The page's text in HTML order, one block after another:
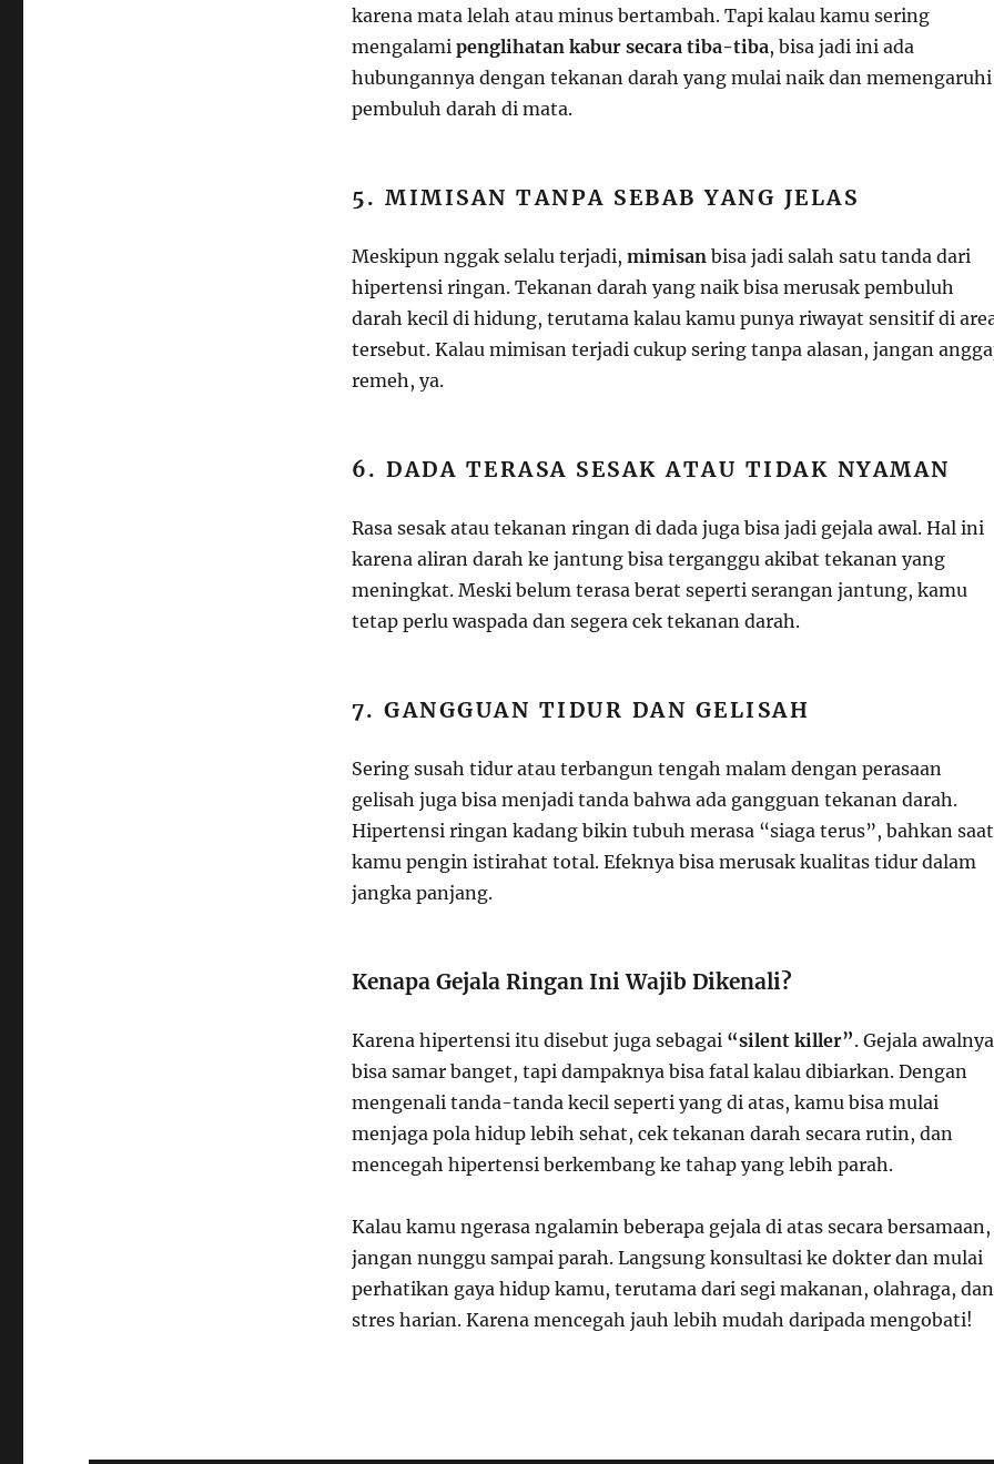
karena mata lelah atau minus bertambah. Tapi kalau kamu sering
mengalami penglihatan kabur secara tiba-tiba, bisa jadi ini ada
hubungannya dengan tekanan darah yang mulai naik dan memengaruhi
pembuluh darah di mata.
5. MIMISAN TANPA SEBAB YANG JELAS
Meskipun nggak selalu terjadi, mimisanbisa jadi salah satu tanda dari
hipertensi ringan. Tekanan darah yang naik bisa merusak pembuluh
darah kecil di hidung, terutama kalau kamu punya riwayat sensitif di
tersebut. Kalau mimisan terjadi cukup sering tanpa alasan, jangan
remeh, ya.
6. DADA TERASA SESAK ATAU TIDAK NYAMAN
Rasa sesak atau tekanan ringan di dada juga bisa jadi gejala awal. Hal ini
karena aliran darah ke jantung bisa terganggu akibat tekanan yang
meningkat. Meski belum terasa berat seperti serangan jantung, kamu
tetap perlu waspada dan segera cek tekanan darah.
7. GANGGUAN TIDUR DAN GELISAH
Sering susah tidur atau terbangun tengah malam dengan perasaan
gelisah juga bisa menjadi tanda bahwa ada gangguan tekanan darah.
Hipertensi ringan kadang bikin tubuh merasa “siaga terus”, bahkan saat
kamu pengin istirahat total. Efeknya bisa merusak kualitas tidur dalam
jangka panjang.
Kenapa Gejala Ringan Ini Wajib Dikenali?
Karena hipertensi itu disebut juga sebagai “silent killer”. Gejala awalnya
bisa samar banget, tapi dampaknya bisa fatal kalau dibiarkan. Dengan
mengenali tanda-tanda kecil seperti yang di atas, kamu bisa mulai
menjaga pola hidup lebih sehat, cek tekanan darah secara rutin, dan
mencegah hipertensi berkembang ke tahap yang lebih parah.
Kalau kamu ngerasa ngalamin beberapa gejala di atas secara bersamaan,
jangan nunggu sampai parah. Langsung konsultasi ke dokter dan mulai
perhatikan gaya hidup kamu, terutama dari segi makanan, olahraga, dan
stres harian. Karena mencegah jauh lebih mudah daripada mengobati!